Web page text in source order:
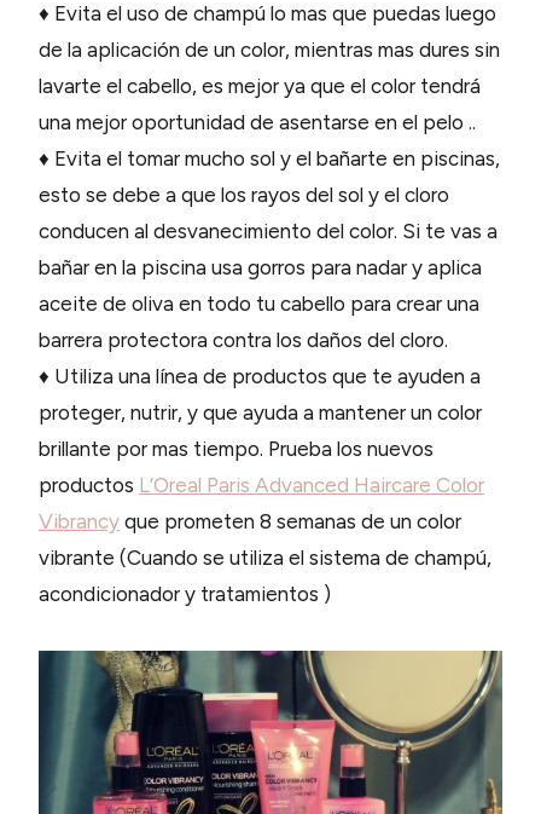
♦ Evita el uso de champú lo mas que puedas luego
de la aplicación de un color, mientras mas dures sin
lavarte el cabello, es mejor ya que el color tendrá
una mejor oportunidad de asentarse en el pelo ..
♦ Evita el tomar mucho sol y el bañarte en piscinas,
esto se debe a que los rayos del sol y el cloro
conducen al desvanecimiento del color. Si te vas a
bañar en la piscina usa gorros para nadar y aplica
aceite de oliva en todo tu cabello para crear una
barrera protectora contra los daños del cloro.
♦ Utiliza una línea de productos que te ayuden a
proteger, nutrir, y que ayuda a mantener un color
brillante por mas tiempo. Prueba los nuevos
productos L’Oreal Paris Advanced Haircare Color
Vibrancy que prometen 8 semanas de un color
vibrante (Cuando se utiliza el sistema de champú,
acondicionador y tratamientos )